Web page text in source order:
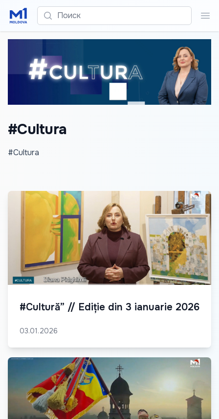
Поиск
#Cultura
#Cultura
#Cultură” // Ediție din 3 ianuarie 2026
03.01.2026